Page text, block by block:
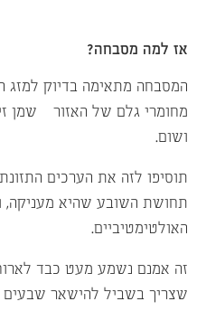
אז למה מסבחה?
המסבחה מתאימה בדיוק למזג
מחומרי גלם של האזור – שמן
ושום.
תוסיפו לזה את הערכים
תחושת השובע שהיא מעניקה,
האולטימטיביים.
זה אמנם נשמע מעט כבד
שצריך בשביל להישאר